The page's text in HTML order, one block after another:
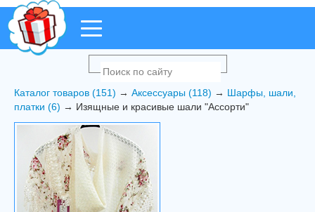
Каталог товаров (151) → Аксессуары (118) → Шарфы, шали,
платки (6) → Изящные и красивые шали "Ассорти"